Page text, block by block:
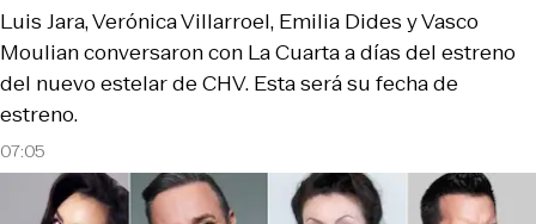
07:05
Luis Jara, Verónica Villarroel, Emilia Dides y Vasco
Moulian conversaron con La Cuarta a días del estreno
del nuevo estelar de CHV. Esta será su fecha de
estreno.